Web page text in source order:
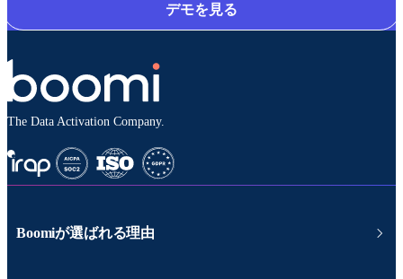
デモを見る
The Data Activation Company.
Boomiが選ばれる理由